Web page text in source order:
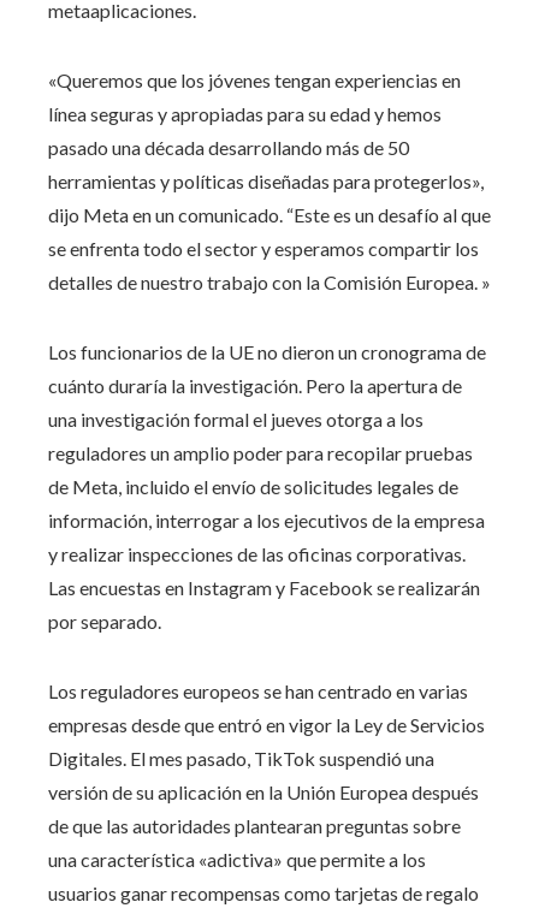
metaaplicaciones.
«Queremos que los jóvenes tengan experiencias en
línea seguras y apropiadas para su edad y hemos
pasado una década desarrollando más de 50
herramientas y políticas diseñadas para protegerlos»,
dijo Meta en un comunicado. “Este es un desafío al que
se enfrenta todo el sector y esperamos compartir los
detalles de nuestro trabajo con la Comisión Europea. »
Los funcionarios de la UE no dieron un cronograma de
cuánto duraría la investigación. Pero la apertura de
una investigación formal el jueves otorga a los
reguladores un amplio poder para recopilar pruebas
de Meta, incluido el envío de solicitudes legales de
información, interrogar a los ejecutivos de la empresa
y realizar inspecciones de las oficinas corporativas.
Las encuestas en Instagram y Facebook se realizarán
por separado.
Los reguladores europeos se han centrado en varias
empresas desde que entró en vigor la Ley de Servicios
Digitales. El mes pasado, TikTok suspendió una
versión de su aplicación en la Unión Europea después
de que las autoridades plantearan preguntas sobre
una característica «adictiva» que permite a los
usuarios ganar recompensas como tarjetas de regalo